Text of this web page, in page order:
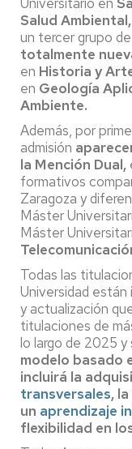
Salud
un tercer grupo de
totalmente
en Historia y
en Geología
Ambiente.
Además, por
admisión
la Mención Dual,
formativos
Zaragoza y
Máster
Máster
Todas las
Universidad están
y actualización
titulaciones de
lo largo de 2025 y
modelo basado
incluirá la
transversales,
un aprendizaje
flexibilidad en